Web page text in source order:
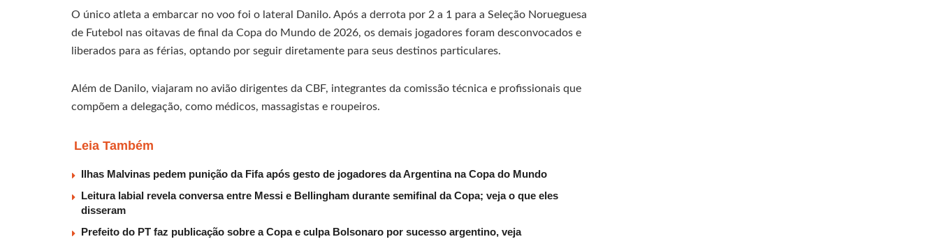
O único atleta a embarcar no voo foi o lateral Danilo. Após a derrota por 2 a 1 para a Seleção Norueguesa
de Futebol nas oitavas de final da Copa do Mundo de 2026, os demais jogadores foram desconvocados e
liberados para as férias, optando por seguir diretamente para seus destinos particulares.
Além de Danilo, viajaram no avião dirigentes da CBF, integrantes da comissão técnica e profissionais que
compõem a delegação, como médicos, massagistas e roupeiros.
Leia Também
Ilhas Malvinas pedem punição da Fifa após gesto de jogadores da Argentina na Copa do Mundo
Leitura labial revela conversa entre Messi e Bellingham durante semifinal da Copa; veja o que eles
disseram
Prefeito do PT faz publicação sobre a Copa e culpa Bolsonaro por sucesso argentino, veja